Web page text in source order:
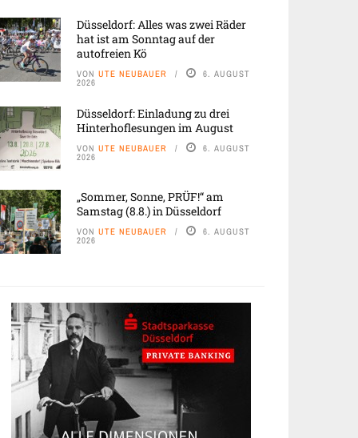
Düsseldorf: Alles was zwei Räder
hat ist am Sonntag auf der
autofreien Kö
VON UTE NEUBAUER 6. AUGUST
2026
Düsseldorf: Einladung zu drei
Hinterhoflesungen im August
VON UTE NEUBAUER 6. AUGUST
2026
„Sommer, Sonne, PRÜF!“ am
Samstag (8.8.) in Düsseldorf
VON UTE NEUBAUER 6. AUGUST
2026